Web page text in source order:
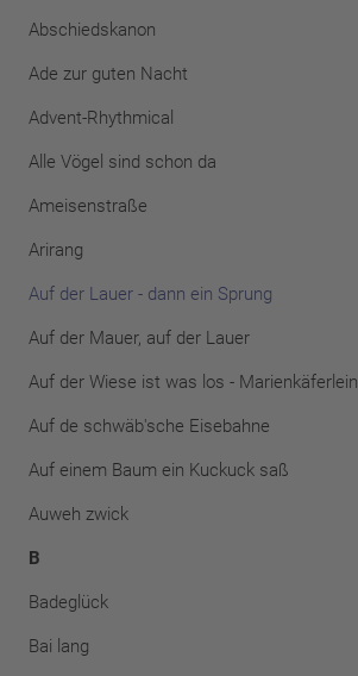
Abschiedskanon
Ade zur guten Nacht
Advent-Rhythmical
Alle Vögel sind schon da
Ameisenstraße
Arirang
Auf der Lauer - dann ein Sprung
Auf der Mauer, auf der Lauer
Auf der Wiese ist was los - Marienkäferlein
Auf de schwäb'sche Eisebahne
Auf einem Baum ein Kuckuck saß
Auweh zwick
B
Badeglück
Bai lang